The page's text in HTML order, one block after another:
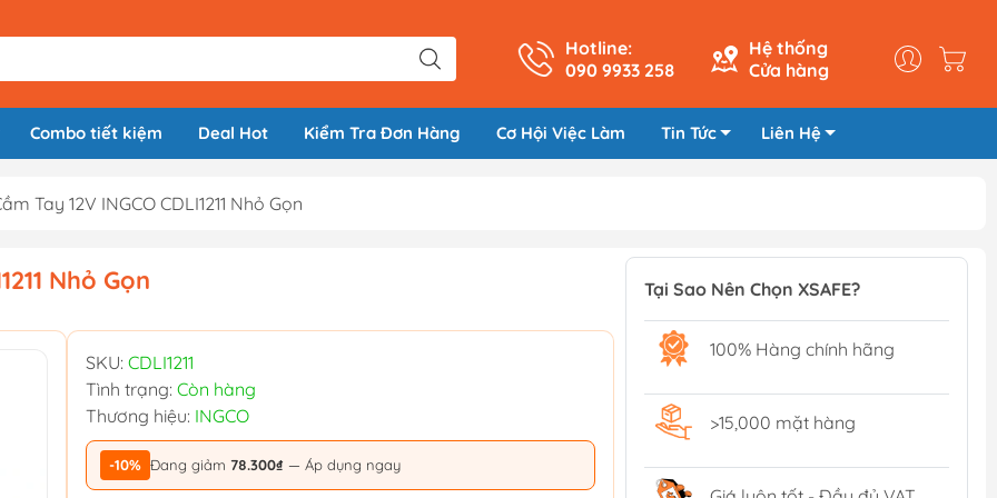
Hotline:
090 9933 258
Hệ thống
Cửa hàng
Combo tiết kiệm Deal Hot Kiểm Tra Đơn Hàng Cơ Hội Việc Làm Tin Tức Liên Hệ
Tay 12V INGCO CDLI1211 Nhỏ Gọn
Nhỏ Gọn
SKU: CDLI1211
Tình trạng: Còn hàng
Thương hiệu: INGCO
-10% Đang giảm 78.300₫ — Áp dụng ngay
Tại Sao Nên Chọn XSAFE?
100% Hàng chính hãng
>15,000 mặt hàng